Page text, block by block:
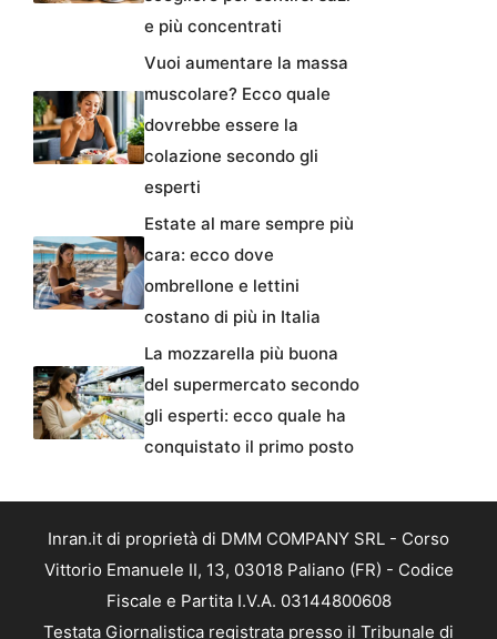
e più concentrati
Vuoi aumentare la massa
muscolare? Ecco quale
dovrebbe essere la
colazione secondo gli
esperti
Estate al mare sempre più
cara: ecco dove
ombrellone e lettini
costano di più in Italia
La mozzarella più buona
del supermercato secondo
gli esperti: ecco quale ha
conquistato il primo posto
Inran.it di proprietà di DMM COMPANY SRL - Corso
Vittorio Emanuele II, 13, 03018 Paliano (FR) - Codice
Fiscale e Partita I.V.A. 03144800608
Testata Giornalistica registrata presso il Tribunale di